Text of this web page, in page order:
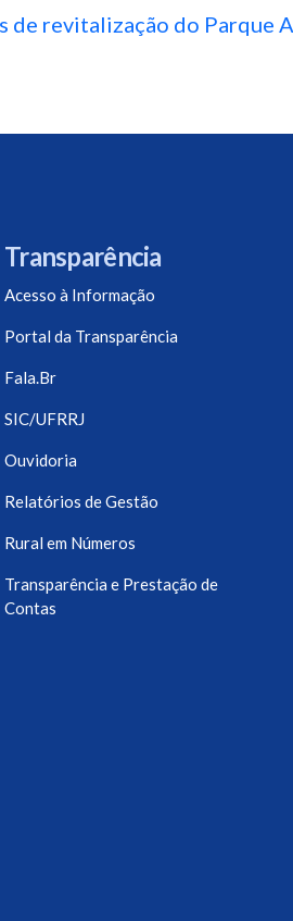
de revitalização do Parque
Transparência
Acesso à Informação
Portal da Transparência
Fala.Br
SIC/UFRRJ
Ouvidoria
Relatórios de Gestão
Rural em Números
Transparência e Prestação de
Contas